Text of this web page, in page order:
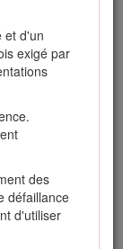
et d'un
exigé par
des
défaillance
d'utiliser
les
de
enlevez
de
machine.
les
et le
ou